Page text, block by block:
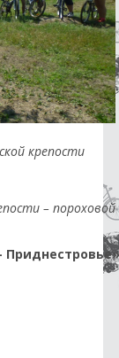
крепости
– пороховой
Приднестровье»